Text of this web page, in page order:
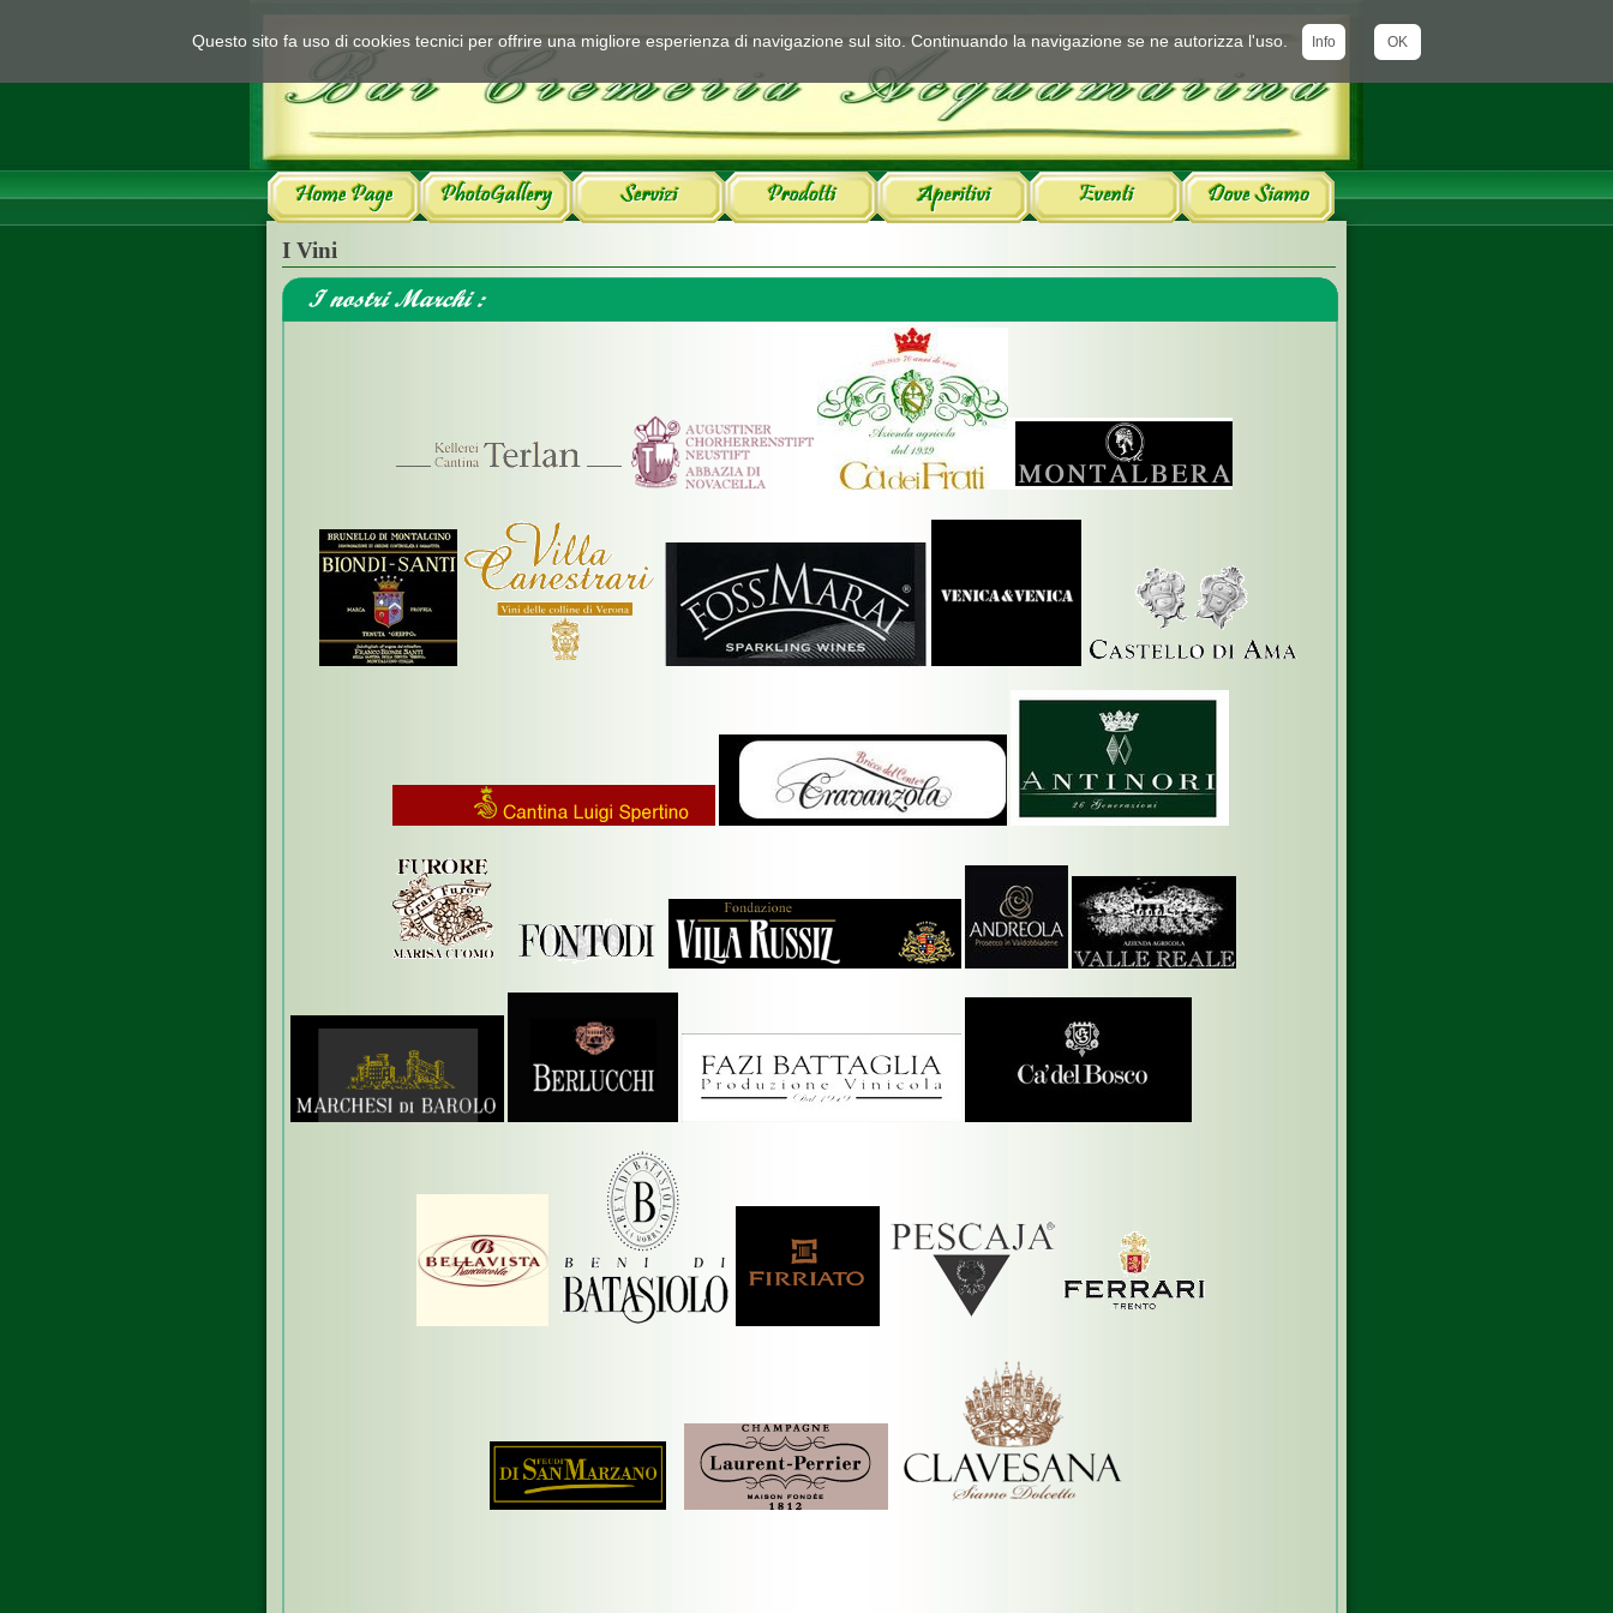
I Vini
Questo sito fa uso di cookies tecnici per offrire una migliore esperienza di navigazione sul sito. Continuando la navigazione se ne autorizza l'uso. Info OK